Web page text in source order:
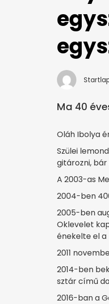
Ma 40
Oláh Ibolya
Szülei
gitározni,
A 2003-as
2004-ben
2005-ben
Oklevelet
énekelte el
2011
2014-ben
sztár című
2016-ban a